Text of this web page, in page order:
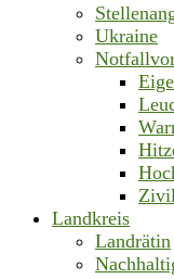
Ukraine
Landkreis
Landrätin